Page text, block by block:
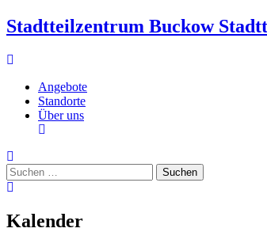
Stadtteilzentrum Buckow
Angebote
Standorte
Über uns
Kalender